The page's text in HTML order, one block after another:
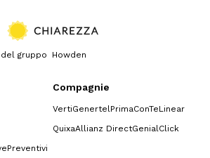
gruppo Howden
Preventivi
Compagnie
VertiGenertelPrimaConTeLinear
QuixaAllianz DirectGenialClick